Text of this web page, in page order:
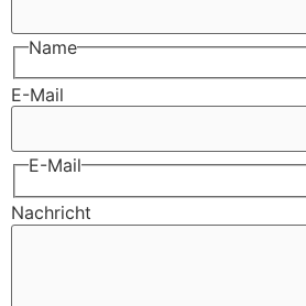
Name
E-Mail
E-Mail
Nachricht